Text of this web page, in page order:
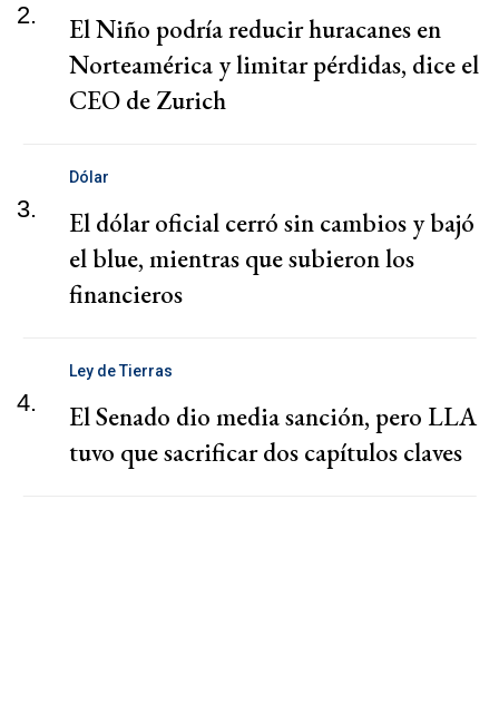
2.
El Niño podría reducir huracanes en
Norteamérica y limitar pérdidas, dice el
CEO de Zurich
3.
Dólar
El dólar oficial cerró sin cambios y bajó
el blue, mientras que subieron los
financieros
4.
Ley de Tierras
El Senado dio media sanción, pero LLA
tuvo que sacrificar dos capítulos claves